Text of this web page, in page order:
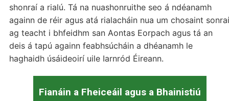
shonraí a rialú. Tá na nuashonruithe seo á ndéanamh
againn de réir agus atá rialacháin nua um chosaint sonraí
ag teacht i bhfeidhm san Aontas Eorpach agus tá an
deis á tapú againn feabhsúcháin a dhéanamh le
haghaidh úsáideoirí uile Iarnród Éireann.
Fianáin a Fheiceáil agus a Bhainistiú